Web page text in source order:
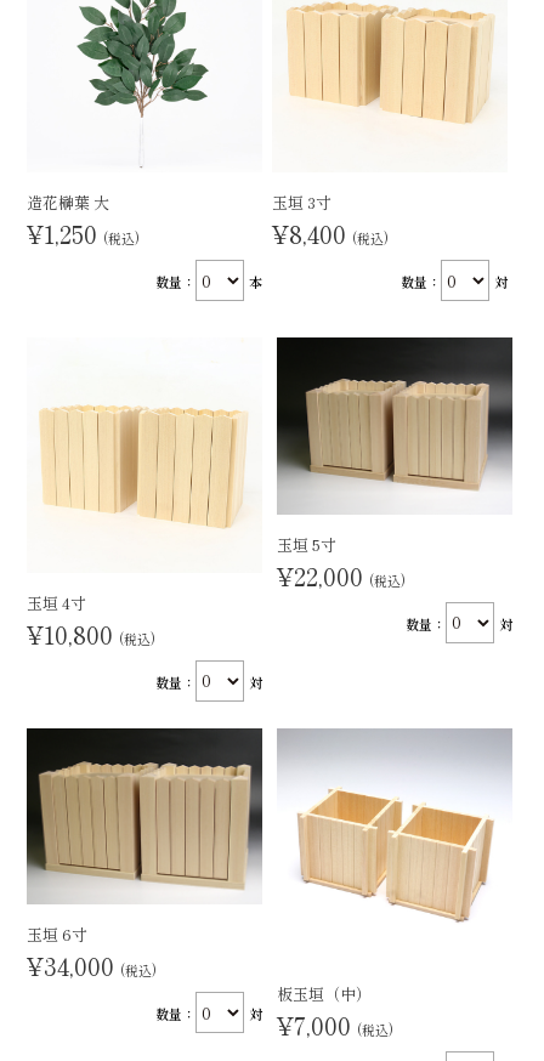
造花榊葉 大
¥1,250 (税込)
数量： 本
玉垣 3寸
¥8,400 (税込)
数量： 対
玉垣 4寸
¥10,800 (税込)
数量： 対
玉垣 5寸
¥22,000 (税込)
数量： 対
玉垣 6寸
¥34,000 (税込)
数量： 対
板玉垣（中）
¥7,000 (税込)